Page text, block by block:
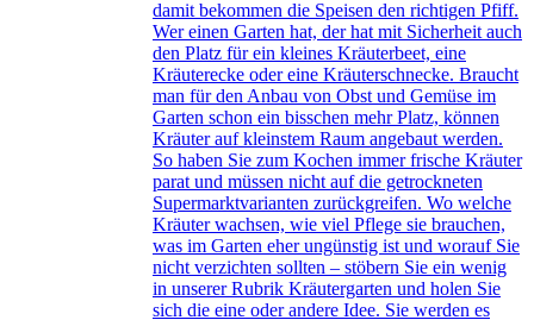
damit bekommen die Speisen den richtigen Pfiff.
Wer einen Garten hat, der hat mit Sicherheit auch
den Platz für ein kleines Kräuterbeet, eine
Kräuterecke oder eine Kräuterschnecke. Braucht
man für den Anbau von Obst und Gemüse im
Garten schon ein bisschen mehr Platz, können
Kräuter auf kleinstem Raum angebaut werden.
So haben Sie zum Kochen immer frische Kräuter
parat und müssen nicht auf die getrockneten
Supermarktvarianten zurückgreifen. Wo welche
Kräuter wachsen, wie viel Pflege sie brauchen,
was im Garten eher ungünstig ist und worauf Sie
nicht verzichten sollten – stöbern Sie ein wenig
in unserer Rubrik Kräutergarten und holen Sie
sich die eine oder andere Idee. Sie werden es